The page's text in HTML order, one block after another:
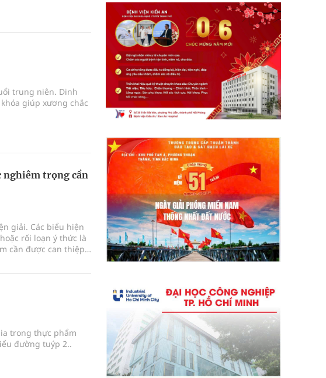
trung niên. Dinh
giúp xương chắc
nghiêm trọng cần
giải. Các biểu hiện
rối loạn ý thức là
cần được can thiệp y
trong thực phẩm
đường tuýp 2..